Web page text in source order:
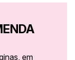
em